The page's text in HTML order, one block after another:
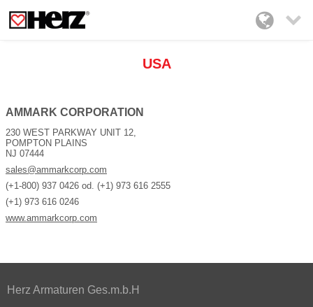

USA
AMMARK CORPORATION
230 WEST PARKWAY UNIT 12,
POMPTON PLAINS
NJ 07444
sales@ammarkcorp.com
(+1-800) 937 0426 od. (+1) 973 616 2555
(+1) 973 616 0246
www.ammarkcorp.com
Herz Armaturen Ges.m.b.H